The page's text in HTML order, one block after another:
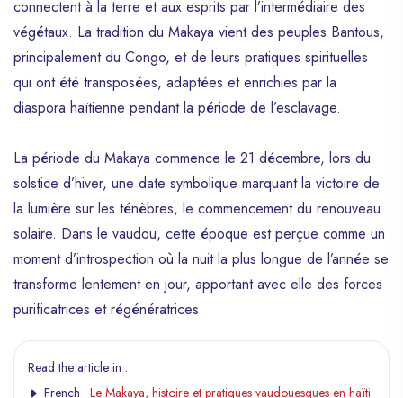
connectent à la terre et aux esprits par l’intermédiaire des
végétaux. La tradition du Makaya vient des peuples Bantous,
principalement du Congo, et de leurs pratiques spirituelles
qui ont été transposées, adaptées et enrichies par la
diaspora haïtienne pendant la période de l’esclavage.
La période du Makaya commence le 21 décembre, lors du
solstice d’hiver, une date symbolique marquant la victoire de
la lumière sur les ténèbres, le commencement du renouveau
solaire. Dans le vaudou, cette époque est perçue comme un
moment d’introspection où la nuit la plus longue de l’année se
transforme lentement en jour, apportant avec elle des forces
purificatrices et régénératrices.
Read the article in :
French : Le Makaya, histoire et pratiques vaudouesques en haïti